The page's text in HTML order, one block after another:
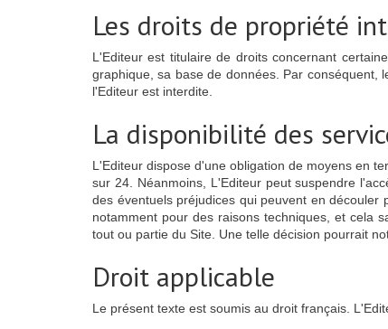
Les droits de propriété
L'Editeur est titulaire de droits concernant
graphique, sa base de données. Par conséquent,
l'Editeur est interdite.
La disponibilité des
L'Editeur dispose d'une obligation de moyens en
sur 24. Néanmoins, L'Editeur peut suspendre
des éventuels préjudices qui peuvent en
notamment pour des raisons techniques, et cela
tout ou partie du Site. Une telle décision pourrait
Droit applicable
Le présent texte est soumis au droit français.